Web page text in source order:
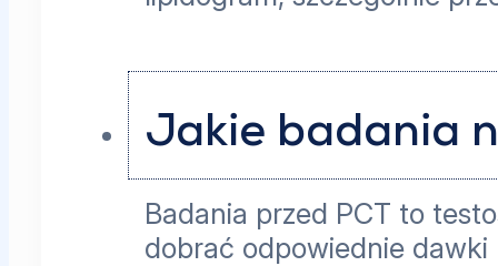
Jakie badania
Badania przed PCT to
dobrać odpowiednie